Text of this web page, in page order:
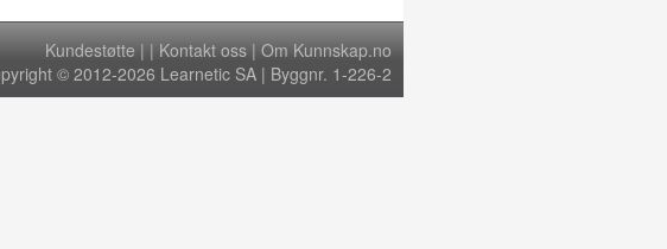
Kundestøtte | | Kontakt oss | Om Kunnskap.no
© 2012-2026 Learnetic SA | Byggnr. 1-226-2